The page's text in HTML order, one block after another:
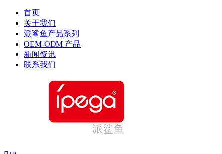
首页
关于我们
派鲨鱼产品系列
OEM-ODM 产品
新闻资讯
联系我们